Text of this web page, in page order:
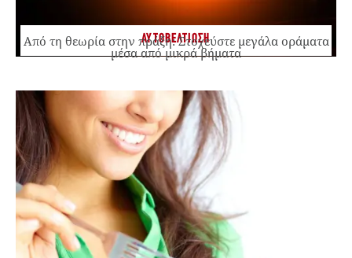
ΑΥΤΟΒΕΛΤΙΩΣΗ
Από τη θεωρία στην πράξη: Στοχεύστε μεγάλα οράματα
μέσα από μικρά βήματα